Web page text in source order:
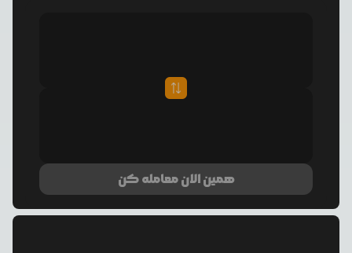
همین الان معامله کن